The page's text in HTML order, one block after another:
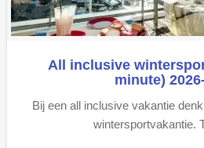
All inclusive
minute)
Bij een all inclusive vakantie
wintersportvakantie.